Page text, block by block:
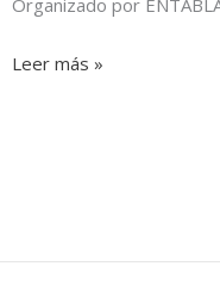
Leer más »